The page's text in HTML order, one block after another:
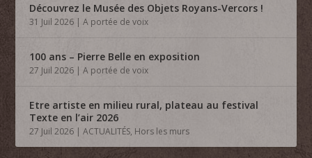
Découvrez le Musée des Objets Royans-Vercors !
31 Juil 2026 |A portée de voix
100 ans – Pierre Belle en exposition
27 Juil 2026 |A portée de voix
Etre artiste en milieu rural, plateau au festival
Texte en l’air 2026
27 Juil 2026 |ACTUALITÉS, Hors les murs